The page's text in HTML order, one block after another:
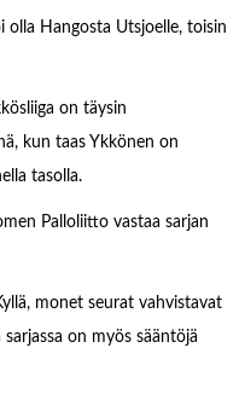
olla Hangosta Utsjoelle, toisin
on täysin
kun taas Ykkönen on
tasolla.
Palloliitto vastaa sarjan
monet seurat vahvistavat
on myös sääntöjä